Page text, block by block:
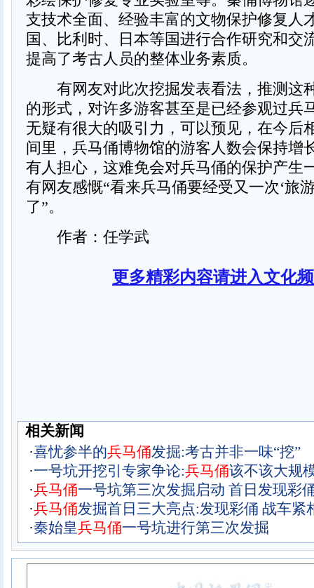
支技术全面、经验丰富的文物保护修复人
国、比利时、日本等国进行合作研究和交
提高了考古人员的整体业务素质。
有网友对此次挖掘发表看法，推测这
的形式，对许多游客甚至是已经参观过兵
无疑有很大的吸引力，可以预见，在今后
间里，兵马俑博物馆的游客人数会保持增
有人担心，这难免会对兵马俑的保护产生
有网友感慨“看来兵马俑要经受又一次‘旅
了”。
作者：任学武
更多精彩内容请进入文化
相关新闻
·喜忧参半的兵马俑发掘:考古并非一味“挖”
·一号坑开挖引专家争论:兵马俑该不该大规
·兵马俑一号坑第三次发掘启动 首日发现彩
·兵马俑发掘首日三大亮点:发现彩俑 战车紧
·秦始皇兵马俑一号坑进行第三次发掘